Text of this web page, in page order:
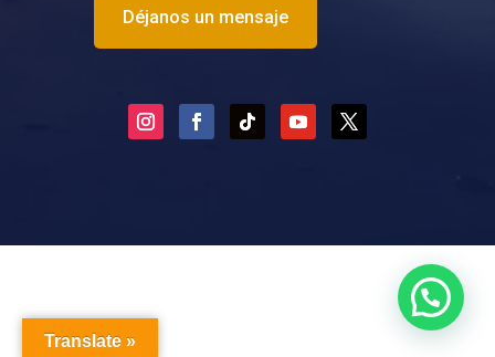
Déjanos un mensaje
Translate »